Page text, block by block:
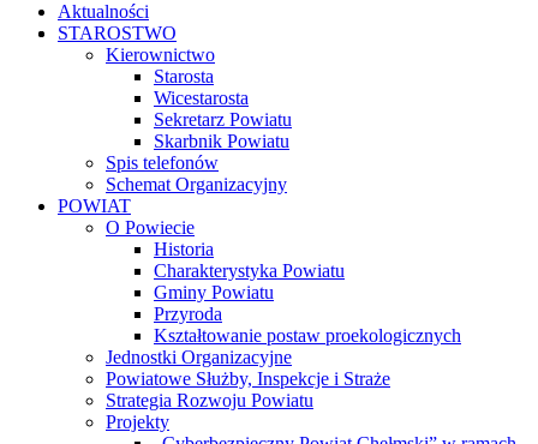
Aktualności
STAROSTWO
Kierownictwo
Starosta
Wicestarosta
Sekretarz Powiatu
Skarbnik Powiatu
Spis telefonów
Schemat Organizacyjny
POWIAT
O Powiecie
Historia
Charakterystyka Powiatu
Gminy Powiatu
Przyroda
Kształtowanie postaw proekologicznych
Jednostki Organizacyjne
Powiatowe Służby, Inspekcje i Straże
Strategia Rozwoju Powiatu
Projekty